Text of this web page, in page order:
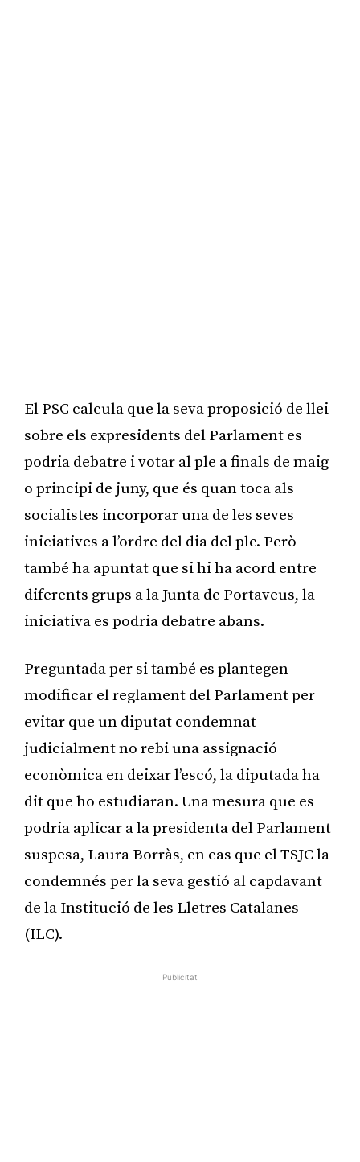
El PSC calcula que la seva proposició de llei
sobre els expresidents del Parlament es
podria debatre i votar al ple a finals de maig
o principi de juny, que és quan toca als
socialistes incorporar una de les seves
iniciatives a l’ordre del dia del ple. Però
també ha apuntat que si hi ha acord entre
diferents grups a la Junta de Portaveus, la
iniciativa es podria debatre abans.
Preguntada per si també es plantegen
modificar el reglament del Parlament per
evitar que un diputat condemnat
judicialment no rebi una assignació
econòmica en deixar l’escó, la diputada ha
dit que ho estudiaran. Una mesura que es
podria aplicar a la presidenta del Parlament
suspesa, Laura Borràs, en cas que el TSJC la
condemnés per la seva gestió al capdavant
de la Institució de les Lletres Catalanes
(ILC).
Publicitat